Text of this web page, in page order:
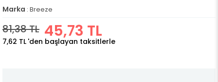
Marka : Breeze
81,38 TL 45,73 TL
7,62 TL 'den başlayan taksitlerle